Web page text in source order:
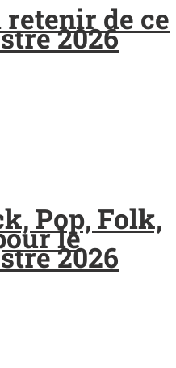
retenir de ce
2026
Pop, Folk,
le
2026